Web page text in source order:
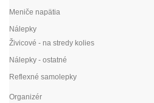
Meniče napätia
Nálepky
Živicové - na stredy kolies
Nálepky - ostatné
Reflexné samolepky
Organizér